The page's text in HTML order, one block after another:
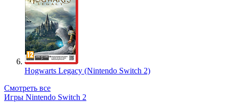
Hogwarts Legacy (Nintendo Switch 2)
Смотреть все
Игры Nintendo Switch 2